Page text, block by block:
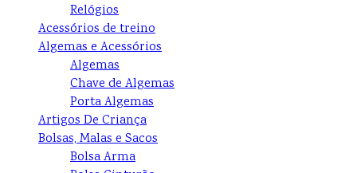
Relógios
Acessórios de treino
Algemas e Acessórios
Algemas
Chave de Algemas
Porta Algemas
Artigos De Criança
Bolsas, Malas e Sacos
Bolsa Arma